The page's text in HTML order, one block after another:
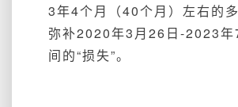
3年4个月（40个月）左右的多
弥补2020年3月26日-2023年
间的“损失”。